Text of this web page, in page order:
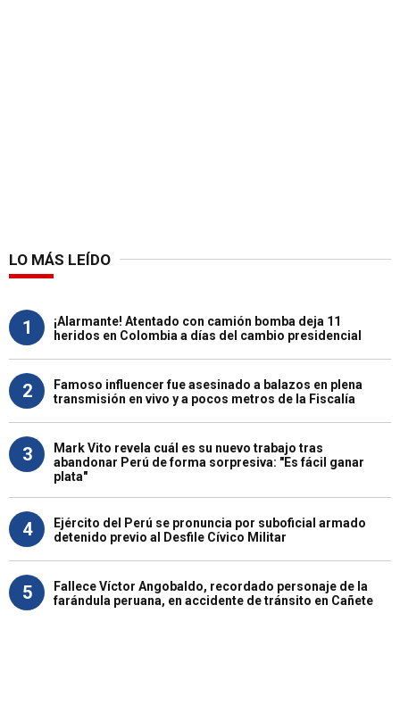
LO MÁS LEÍDO
1
¡Alarmante! Atentado con camión bomba deja 11
heridos en Colombia a días del cambio presidencial
2
Famoso influencer fue asesinado a balazos en plena
transmisión en vivo y a pocos metros de la Fiscalía
3
Mark Vito revela cuál es su nuevo trabajo tras
abandonar Perú de forma sorpresiva: "Es fácil ganar
plata"
4
Ejército del Perú se pronuncia por suboficial armado
detenido previo al Desfile Cívico Militar
5
Fallece Víctor Angobaldo, recordado personaje de la
farándula peruana, en accidente de tránsito en Cañete